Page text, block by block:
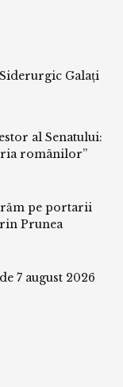
Galați
al Senatului:
românilor”
pe portarii
Prunea
7 august 2026